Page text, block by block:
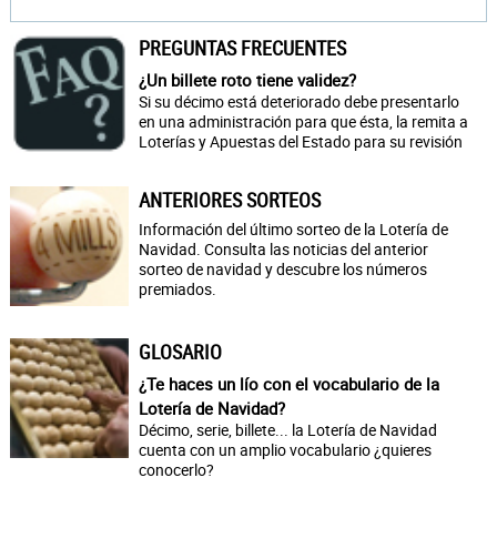
PREGUNTAS FRECUENTES
¿Un billete roto tiene validez?
Si su décimo está deteriorado debe presentarlo
en una administración para que ésta, la remita a
Loterías y Apuestas del Estado para su revisión
ANTERIORES SORTEOS
Información del último sorteo de la Lotería de
Navidad. Consulta las noticias del anterior
sorteo de navidad y descubre los números
premiados.
GLOSARIO
¿Te haces un lío con el vocabulario de la
Lotería de Navidad?
Décimo, serie, billete... la Lotería de Navidad
cuenta con un amplio vocabulario ¿quieres
conocerlo?